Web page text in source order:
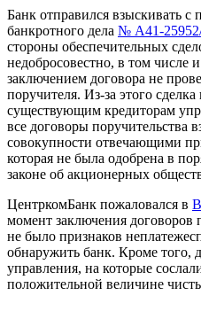
Банк отправился взыскивать с
банкротного дела № А41-
стороны обеспечительных
недобросовестно, в том числе
заключением договора не
поручителя. Из-за этого
существующим кредиторам
все договоры поручительства
совокупности отвечающими
которая не была одобрена в
законе об акционерных
ЦентркомБанк пожаловался в
момент заключения договоров
не было признаков
обнаружить банк. Кроме того,
управления, на которые
положительной величине